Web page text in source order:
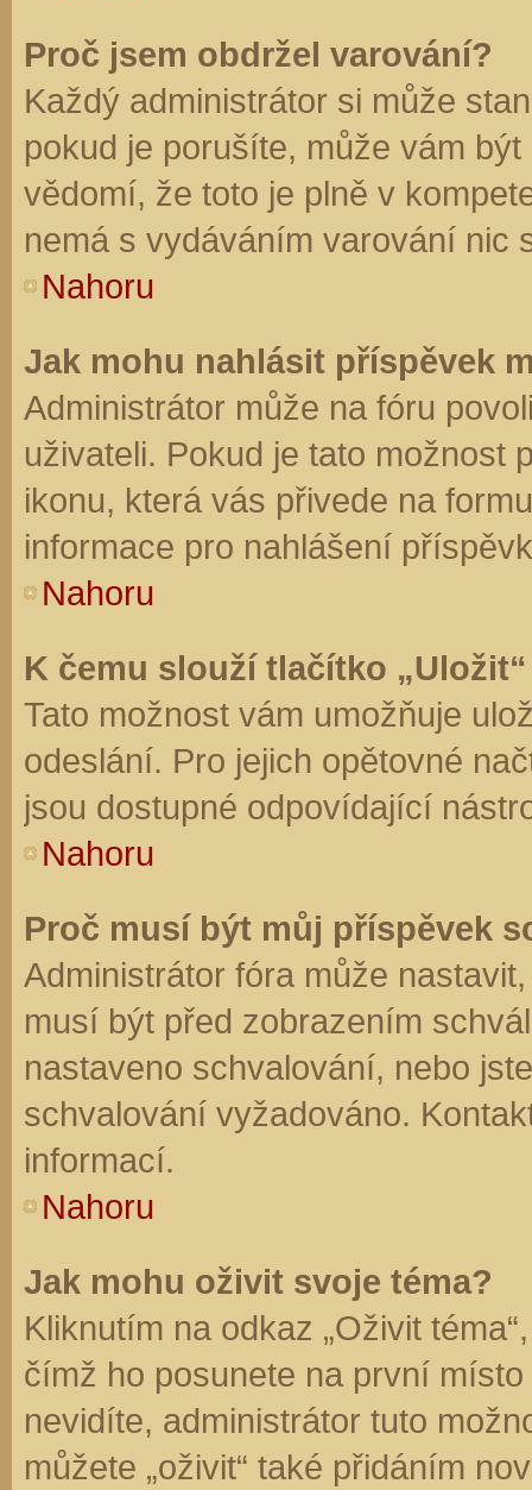
Proč jsem obdržel varování?
Každý administrátor si může
pokud je porušíte, může vám
vědomí, že toto je plně v
nemá s vydáváním varování nic
Nahoru
Jak mohu nahlásit příspěvek
Administrátor může na fóru
uživateli. Pokud je tato možnost
ikonu, která vás přivede na
informace pro nahlášení
Nahoru
K čemu slouží tlačítko
Tato možnost vám umožňuje
odeslání. Pro jejich opětovné
jsou dostupné odpovídající
Nahoru
Proč musí být můj příspěvek
Administrátor fóra může
musí být před zobrazením
nastaveno schvalování, nebo
schvalování vyžadováno.
informací.
Nahoru
Jak mohu oživit svoje téma?
Kliknutím na odkaz „Oživit
čímž ho posunete na první
nevidíte, administrátor tuto
můžete „oživit“ také přidáním